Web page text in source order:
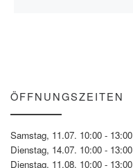
ÖFFNUNGSZEITEN
Samstag, 11.07. 10:00 - 13:00
Dienstag, 14.07. 10:00 - 13:00
Dienstag, 11.08. 10:00 - 13:00